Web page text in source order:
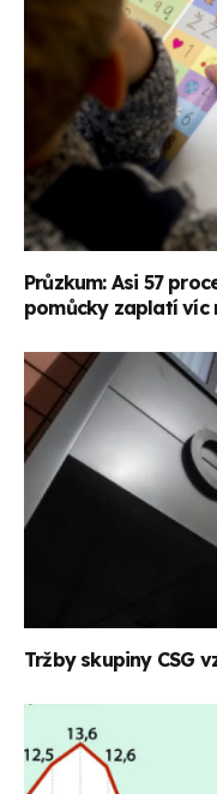
Průzkum: Asi 57
pomůcky zaplatí víc
Tržby skupiny CSG